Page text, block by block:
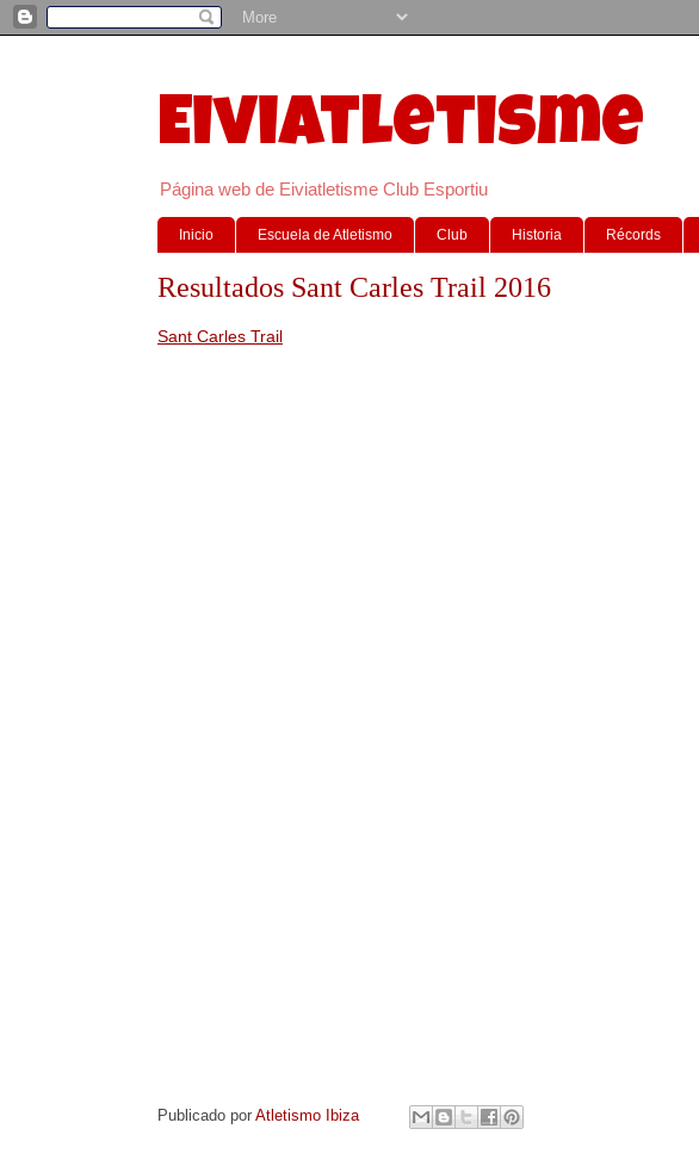
Eiviatletisme
Página web de Eiviatletisme Club Esportiu
Inicio Escuela de Atletismo Club Historia Récords
Resultados Sant Carles Trail 2016
Sant Carles Trail
Publicado por Atletismo Ibiza